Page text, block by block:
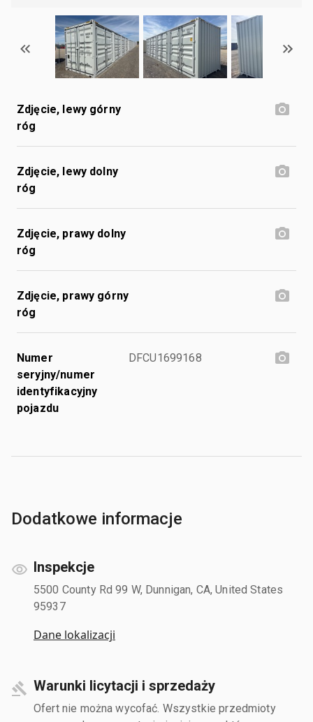
Zdjęcie, lewy górny
róg
Zdjęcie, lewy dolny
róg
Zdjęcie, prawy dolny
róg
Zdjęcie, prawy górny
róg
Numer
seryjny/numer
identyfikacyjny
pojazdu
DFCU1699168
Dodatkowe informacje
Inspekcje
5500 County Rd 99 W, Dunnigan, CA, United States
95937
Dane lokalizacji
Warunki licytacji i sprzedaży
Ofert nie można wycofać. Wszystkie przedmioty